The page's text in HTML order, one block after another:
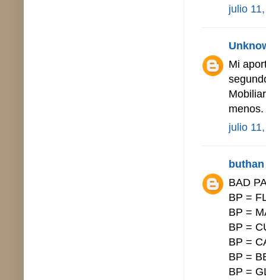
julio
Mi
julio
buthan
BAD
BP =
BP =
BP =
BP =
BP =
BP =